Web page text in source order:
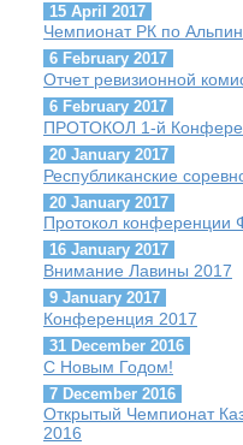
15 April 2017
Чемпионат РК по
6 February 2017
Отчет ревизионной
6 February 2017
ПРОТОКОЛ 1-й
20 January 2017
Республиканские
20 January 2017
Протокол
16 January 2017
Внимание Лавины 2017
9 January 2017
Конференция 2017
31 December 2016
С Новым Годом!
7 December 2016
Открытый Чемпионат
2016